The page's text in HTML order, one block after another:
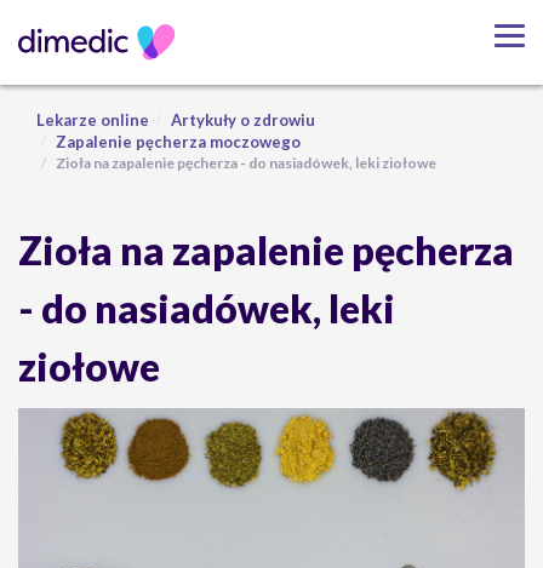
Lekarze online
Artykuły o zdrowiu
Zapalenie pęcherza moczowego
Zioła na zapalenie pęcherza - do nasiadówek, leki ziołowe
Zioła na zapalenie pęcherza
- do nasiadówek, leki
ziołowe